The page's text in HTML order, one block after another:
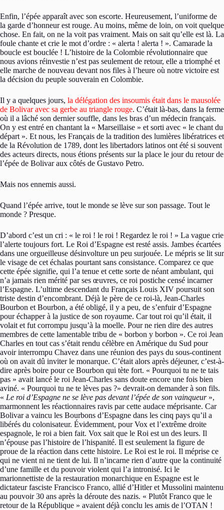
Enfin, l’épée apparaît avec son escorte. Heureusement, l’uniforme de
la garde d’honneur est rouge. Au moins, même de loin, on voit quelque
chose. En fait, on ne la voit pas vraiment. Mais on sait qu’elle est là. La
foule chante et crie le mot d’ordre : « alerta ! alerta ! ». Camarade la
boucle est bouclée ! L’histoire de la Colombie révolutionnaire que
nous avions réinvestie n’est pas seulement de retour, elle a triomphé et
elle marche de nouveau devant nos files à l’heure où notre victoire est
la décision du peuple souverain en Colombie.
Il y a quelques jours, la délégation des insoumis était dans le mausolée
de Bolivar avec sa gerbe au triangle rouge. C’était là-bas, dans la ferme
où il a lâché son dernier souffle, dans les bras d’un médecin français.
On y est entré en chantant la « Marseillaise » et sorti avec « le chant du
départ ». Et nous, les Français de la tradition des lumières libératrices et
de la Révolution de 1789, dont les libertadors latinos ont été si souvent
des acteurs directs, nous étions présents sur la place le jour du retour de
l’épée de Bolivar aux côtés de Gustavo Petro.
Mais nos ennemis aussi.
Quand l’épée arrive, tout le monde se lève sur son passage. Tout le
monde ? Presque.
D’abord c’est un cri : « le roi ! le roi ! Regardez le roi ! » La vague crie
l’alerte toujours fort. Le Roi d’Espagne est resté assis. Jambes écartées
dans une orgueilleuse désinvolture un peu surjouée. Le mépris se lit sur
le visage de cet échalas pourtant sans consistance. Comparez ce que
cette épée signifie, qui l’a tenue et cette sorte de néant ambulant, qui
n’a jamais rien mérité par ses œuvres, ce roi postiche censé incarner
l’Espagne. L’ultime descendant du Français Louis XIV poursuit son
triste destin d’encombrant. Déjà le père de ce roi-là, Jean-Charles
Bourbon et Bourbon, a été obligé, il y a peu, de s’enfuir d’Espagne
pour échapper à la justice de son royaume. Car tout roi qu’il était, il
volait et fut corrompu jusqu’à la moelle. Pour ne rien dire des autres
membres de cette lamentable tribu de « borbon y borbon ». Ce roi Jean
Charles en tout cas s’était rendu célèbre en Amérique du Sud pour
avoir interrompu Chavez dans une réunion des pays du sous-continent
où on avait dû inviter le monarque. C’était alors après déjeuner, c’est-à-
dire après boire pour ce Bourbon qui tète fort. « Pourquoi tu ne te tais
pas » avait lancé le roi Jean-Charles sans doute encore une fois bien
aviné. « Pourquoi tu ne te lèves pas ?» devrait-on demander à son fils.
« Le roi d’Espagne ne se lève pas devant l’épée de son vainqueur »,
marmonnent les réactionnaires ravis par cette audace méprisante. Car
Bolivar a vaincu les Bourbons d’Espagne dans les cinq pays qu’il a
libérés du colonisateur. Évidemment, pour Vox et l’extrême droite
espagnole, le roi a bien fait. Vox sait que le Roi est un des leurs. Il
n’épouse pas l’histoire de l’hispanité. Il est seulement la figure de
proue de la réaction dans cette histoire. Le Roi est le roi. Il méprise ce
qui ne vient ni ne tient de lui. Il n’incarne rien d’autre que la continuité
d’une famille et du pouvoir violent qui l’a intronisé. Ici le
marionnettiste de la restauration monarchique en Espagne est le
dictateur fasciste Francisco Franco, allié d’Hitler et Mussolini maintenu
au pouvoir 30 ans après la déroute des nazis. « Plutôt Franco que le
retour de la République » avaient déjà conclu les amis de l’OTAN !